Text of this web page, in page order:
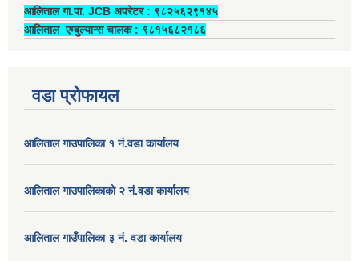
आलिताल गा.पा. JCB अपरेटर ‍: ९८२५६२९१४५
आलिताल एम्बुल्यान्स चालक ‍: ९८१५६८२१८६
वडा प्रोफायल
आलिताल गाउपालिका १ नं.वडा कार्यालय
आलिताल गाउपालिकाको २ नं.वडा कार्यालय
आलिताल गाउँपालिका ३ नं. वडा कार्यालय